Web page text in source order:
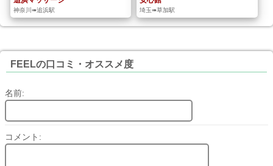
神奈川➠追浜駅 埼玉➠草加駅
FEELの口コミ・オススメ度
名前:
コメント: